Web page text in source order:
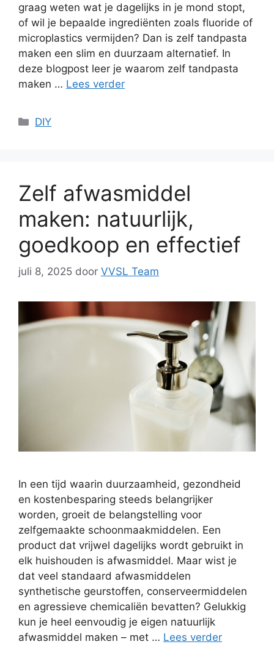
graag weten wat je dagelijks in je mond stopt,
of wil je bepaalde ingrediënten zoals fluoride of
microplastics vermijden? Dan is zelf tandpasta
maken een slim en duurzaam alternatief. In
deze blogpost leer je waarom zelf tandpasta
maken … Lees verder
Categorieën
DIY
Zelf afwasmiddel
maken: natuurlijk,
goedkoop en effectief
juli 8, 2025 door VVSL Team
In een tijd waarin duurzaamheid, gezondheid
en kostenbesparing steeds belangrijker
worden, groeit de belangstelling voor
zelfgemaakte schoonmaakmiddelen. Een
product dat vrijwel dagelijks wordt gebruikt in
elk huishouden is afwasmiddel. Maar wist je
dat veel standaard afwasmiddelen
synthetische geurstoffen, conserveermiddelen
en agressieve chemicaliën bevatten? Gelukkig
kun je heel eenvoudig je eigen natuurlijk
afwasmiddel maken – met … Lees verder